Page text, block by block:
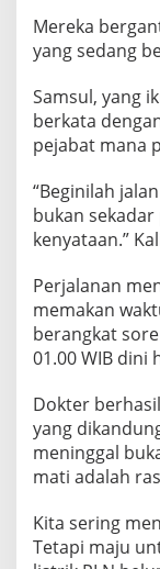
Mereka
yang sedang
Samsul, yang
berkata
pejabat mana
“Beginilah
bukan
kenyataan.”
Perjalanan
memakan
berangkat
01.00 WIB dini
Dokter
yang
meninggal
mati adalah
Kita sering
Tetapi maju